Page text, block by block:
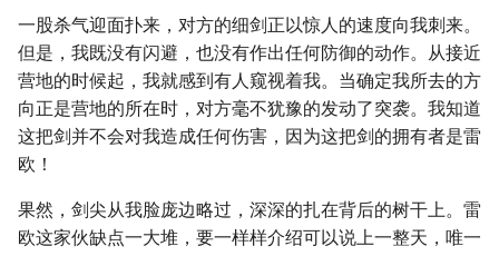
一股杀气迎面扑来，对方的细剑正以惊人的速度向我刺来。
但是，我既没有闪避，也没有作出任何防御的动作。从接近
营地的时候起，我就感到有人窥视着我。当确定我所去的方
向正是营地的所在时，对方毫不犹豫的发动了突袭。我知道
这把剑并不会对我造成任何伤害，因为这把剑的拥有者是雷
欧！
果然，剑尖从我脸庞边略过，深深的扎在背后的树干上。雷
欧这家伙缺点一大堆，要一样样介绍可以说上一整天，唯一